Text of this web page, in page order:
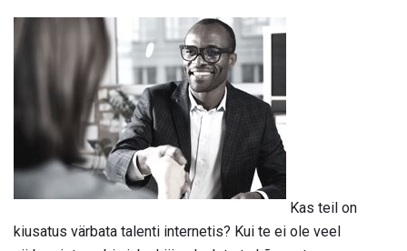
Kas teil on
kiusatus värbata talenti internetis? Kui te ei ole veel